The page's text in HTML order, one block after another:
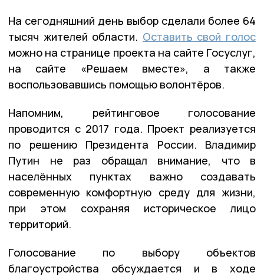
На сегодняшний день выбор сделали более 64
тысяч жителей области. Оставить свой голос
можно на странице проекта на сайте Госуслуг,
на сайте «Решаем вместе», а также
воспользовавшись помощью волонтёров.
Напомним, рейтинговое голосование
проводится с 2017 года. Проект реализуется
по решению Президента России. Владимир
Путин не раз обращал внимание, что в
населённых пунктах важно создавать
современную комфортную среду для жизни,
при этом сохраняя историческое лицо
территорий.
Голосование по выбору объектов
благоустройства обсуждается и в ходе